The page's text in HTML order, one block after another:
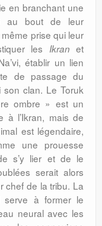
en branchant une
au bout de leur
même prise qui leur
les Ikran et
établir un lien
de passage du
clan. Le Toruk
ombre » est un
à l’Ikran, mais de
est légendaire,
une prouesse
s’y lier et de le
serait alors
chef de la tribu. La
serve à former le
neural avec les